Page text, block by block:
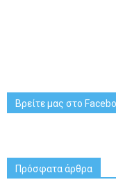
Βρείτε μας στο
Πρόσφατα άρθρα